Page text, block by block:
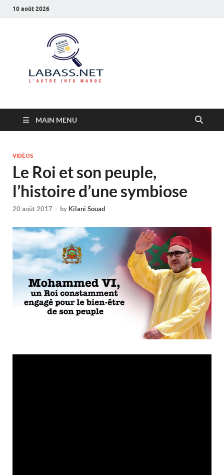
10 août 2026
MAIN MENU
VIDÉOS
Le Roi et son peuple,
l’histoire d’une symbiose
20 août 2017 - by Kilani Souad